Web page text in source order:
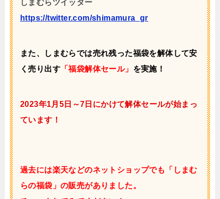
しまむらツイッター
https://twitter.com/shimamura_gr
また、しまむらでは売れ残った福袋を解体して安
く売り出す 「福袋解体セール」 を実施！
2023年1月5日～7日にかけて解体セールが始まっ
ています！
過去には楽天などのネットショップでも「しまむ
らの福袋」の販売がありました。